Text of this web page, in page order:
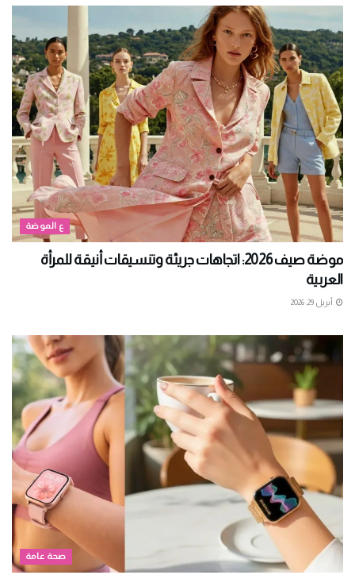
ع الموضة
موضة صيف 2026: اتجاهات جريئة وتنسيقات أنيقة للمرأة
العربية
أبريل 29, 2026
صحة عامة